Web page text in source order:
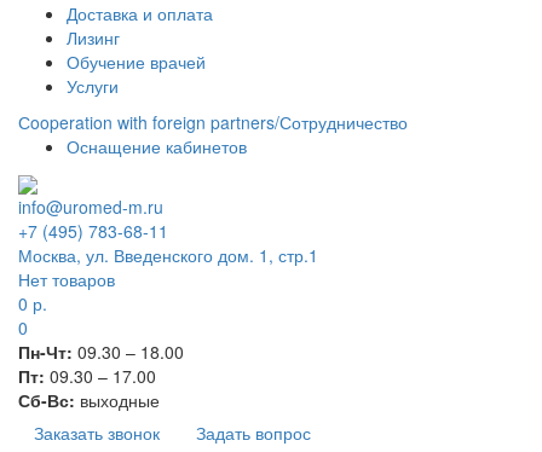
Доставка и оплата
Лизинг
Обучение врачей
Услуги
Сooperation with foreign partners/Сотрудничество
Оснащение кабинетов
info@uromed-m.ru
+7 (495) 783-68-11
Москва, ул. Введенского дом. 1, стр.1
Нет товаров
0 р.
0
Пн-Чт: 09.30 – 18.00
Пт: 09.30 – 17.00
Сб-Вс: выходные
Заказать звонок
Задать вопрос